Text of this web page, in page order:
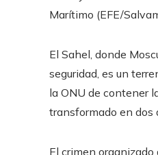
Marítimo (EFE/
El Sahel, donde
seguridad, es un
la ONU de contener
transformado en dos
El crimen